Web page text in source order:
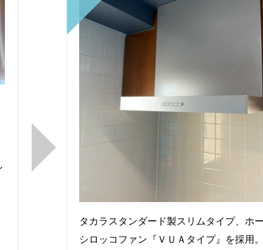
タカラスタンダード製スリムタイプ、ホ
シロッコファン『ＶＵＡタイプ』を採用。